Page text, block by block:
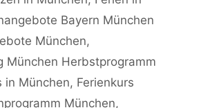
Bayern München
München,
München Herbstprogramm
in München, Ferienkurs
München,